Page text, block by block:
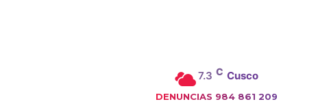
7.3 C Cusco
DENUNCIAS 984 861 209